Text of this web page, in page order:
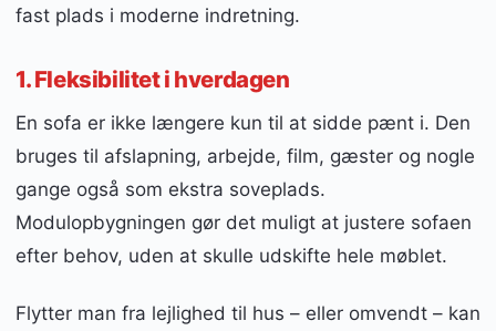
fast plads i moderne indretning.
1. Fleksibilitet i hverdagen
En sofa er ikke længere kun til at sidde pænt i. Den
bruges til afslapning, arbejde, film, gæster og nogle
gange også som ekstra soveplads.
Modulopbygningen gør det muligt at justere sofaen
efter behov, uden at skulle udskifte hele møblet.
Flytter man fra lejlighed til hus – eller omvendt – kan